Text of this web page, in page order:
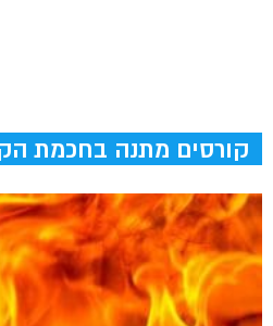
קורסים מתנה בחכמת